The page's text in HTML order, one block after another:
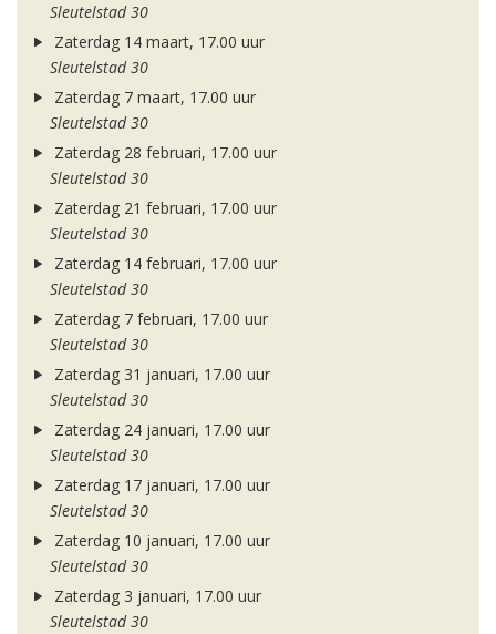
Sleutelstad 30
Zaterdag 14 maart, 17.00 uur
Sleutelstad 30
Zaterdag 7 maart, 17.00 uur
Sleutelstad 30
Zaterdag 28 februari, 17.00 uur
Sleutelstad 30
Zaterdag 21 februari, 17.00 uur
Sleutelstad 30
Zaterdag 14 februari, 17.00 uur
Sleutelstad 30
Zaterdag 7 februari, 17.00 uur
Sleutelstad 30
Zaterdag 31 januari, 17.00 uur
Sleutelstad 30
Zaterdag 24 januari, 17.00 uur
Sleutelstad 30
Zaterdag 17 januari, 17.00 uur
Sleutelstad 30
Zaterdag 10 januari, 17.00 uur
Sleutelstad 30
Zaterdag 3 januari, 17.00 uur
Sleutelstad 30